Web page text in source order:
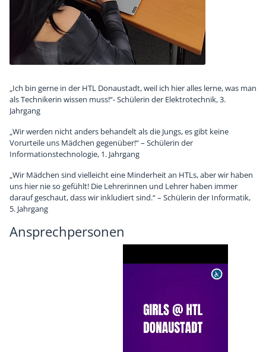
„Ich bin gerne in der HTL Donaustadt, weil ich hier alles lerne, was man
als Technikerin wissen muss!“- Schülerin der Elektrotechnik, 3.
Jahrgang
„Wir werden nicht anders behandelt als die Jungs, es gibt keine
Vorurteile uns Mädchen gegenüber!“ – Schülerin der
Informationstechnologie, 1. Jahrgang
„Wir Mädchen sind vielleicht eine Minderheit an HTLs, aber wir haben
uns hier nie so gefühlt! Die Lehrerinnen und Lehrer haben immer
darauf geschaut, dass wir inkludiert sind.“ – Schülerin der Informatik,
5. Jahrgang
Ansprechpersonen